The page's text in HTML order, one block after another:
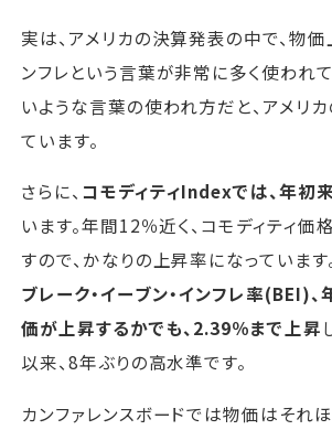
実は、アメリカの決算発表の中で、物価
ンフレという言葉が非常に多く使われ
いような言葉の使われ方だと、アメリ
ています。
さらに、 コモディティIndexでは、年初
います。年間12％近く、コモディティ価
すので、かなりの上昇率になっています
ブレーク・イーブン・インフレ率(BEI)
価が上昇するかでも、2.39％まで上昇
以来、8年ぶりの高水準です。
カンファレンスボードでは物価はそれ